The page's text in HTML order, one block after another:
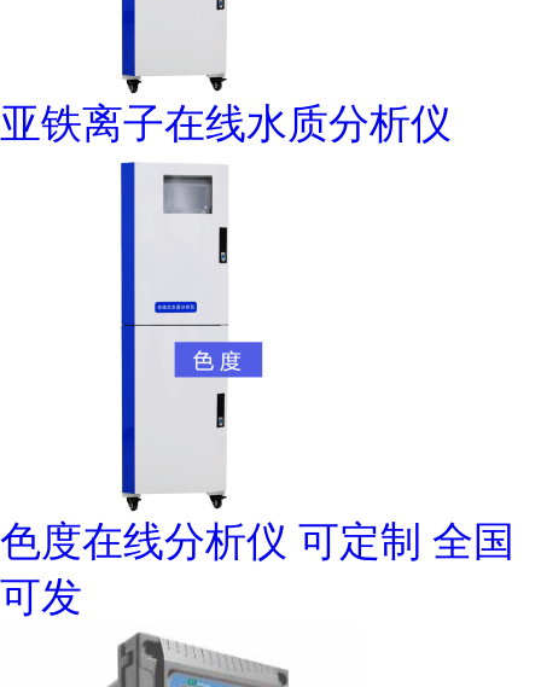
亚铁离子在线水质分析仪
色度在线分析仪 可定制 全国
可发